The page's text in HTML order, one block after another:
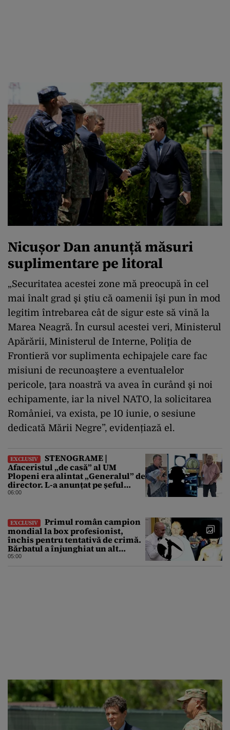
Nicușor Dan anunță măsuri
suplimentare pe litoral
„Securitatea acestei zone mă preocupă în cel
mai înalt grad şi ştiu că oamenii îşi pun în mod
legitim întrebarea cât de sigur este să vină la
Marea Neagră. În cursul acestei veri, Ministerul
Apărării, Ministerul de Interne, Poliţia de
Frontieră vor suplimenta echipajele care fac
misiuni de recunoaştere a eventualelor
pericole, ţara noastră va avea în curând şi noi
echipamente, iar la nivel NATO, la solicitarea
României, va exista, pe 10 iunie, o sesiune
dedicată Mării Negre”, evidențiază el.
EXCLUSIV
STENOGRAME |
Afaceristul „de casă” al UM
Plopeni era alintat „Generalul” de
director. L-a anunțat pe șeful
uzinei că i-a adus „subțireanu,
06:00
EXCLUSIV
Primul român campion
mondial la box profesionist,
închis pentru tentativă de crimă.
Bărbatul a înjunghiat un alt
interlop periculos
05:00